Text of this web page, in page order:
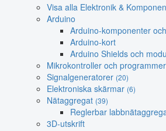
Visa alla Elektronik &
Arduino
Arduino-komponenter
Arduino-kort
Arduino Shields och
Mikrokontroller och
Signalgeneratorer (20)
Elektroniska skärmar (6)
Nätaggregat (39)
Reglerbar
3D-utskrift